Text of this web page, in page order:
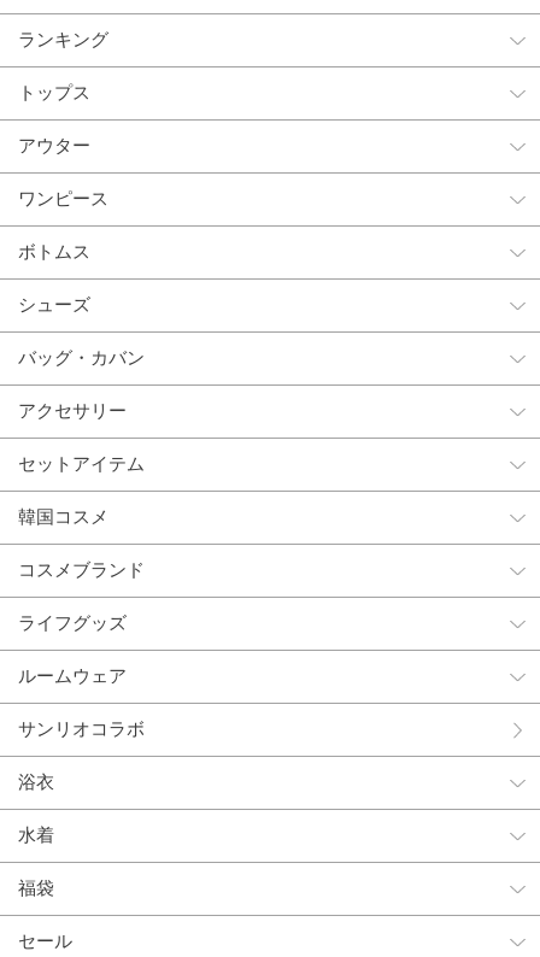
ランキング
トップス
アウター
ワンピース
ボトムス
シューズ
バッグ・カバン
アクセサリー
セットアイテム
韓国コスメ
コスメブランド
ライフグッズ
ルームウェア
サンリオコラボ
浴衣
水着
福袋
セール